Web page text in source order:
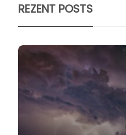
REZENT POSTS